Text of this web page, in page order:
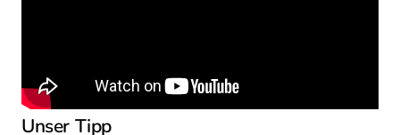
Unser Tipp